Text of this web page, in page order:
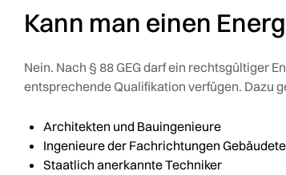
Kann man einen
Nein. Nach § 88 GEG darf ein rechtsgültiger
entsprechende Qualifikation verfügen. Dazu
Architekten und Bauingenieure
Ingenieure der Fachrichtungen
Staatlich anerkannte Techniker